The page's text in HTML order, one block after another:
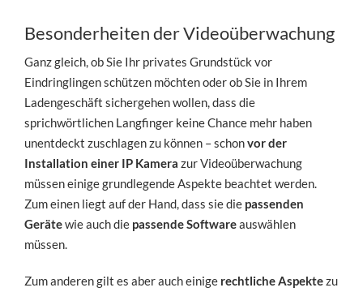
Besonderheiten der Videoüberwachung
Ganz gleich, ob Sie Ihr privates Grundstück vor
Eindringlingen schützen möchten oder ob Sie in Ihrem
Ladengeschäft sichergehen wollen, dass die
sprichwörtlichen Langfinger keine Chance mehr haben
unentdeckt zuschlagen zu können – schonvor der
Installation einer IP Kamera zur Videoüberwachung
müssen einige grundlegende Aspekte beachtet werden.
Zum einen liegt auf der Hand, dass sie die passenden
Gerätewie auch die passende Softwareauswählen
müssen.
Zum anderen gilt es aber auch einige rechtliche Aspektezu